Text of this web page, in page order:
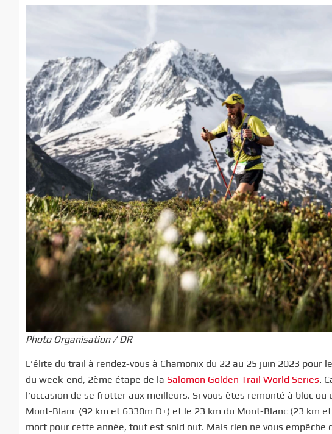
Photo Organisation / DR
L’élite du trail à rendez-vous à Chamonix du 22 au 25 juin 2023 pour
du week-end, 2ème étape de la Salomon Golden Trail World Series.
l’occasion de se frotter aux meilleurs. Si vous êtes remonté à bloc
Mont-Blanc (92 km et 6330m D+) et le 23 km du Mont-Blanc (23 km
mort pour cette année, tout est sold out. Mais rien ne vous empêche